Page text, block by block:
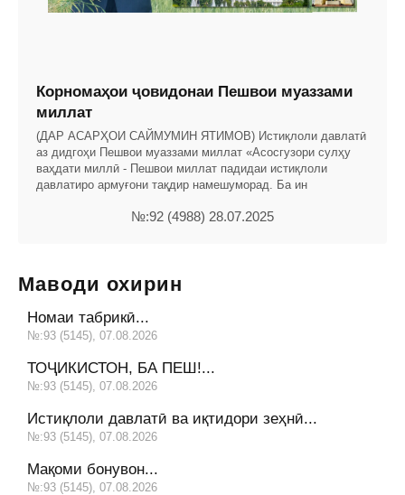
Корномаҳои ҷовидонаи Пешвои муаззами
миллат
(ДАР АСАРҲОИ САЙМУМИН ЯТИМОВ) Истиқлоли давлатӣ
аз дидгоҳи Пешвои муаззами миллат «Асосгузори сулҳу
ваҳдати миллӣ - Пешвои миллат падидаи истиқлоли
давлатиро армуғони тақдир намешуморад. Ба ин
№:92 (4988) 28.07.2025
Маводи охирин
Номаи табрикӣ...
№:93 (5145), 07.08.2026
ТОҶИКИСТОН, БА ПЕШ!...
№:93 (5145), 07.08.2026
Истиқлоли давлатӣ ва иқтидори зеҳнӣ...
№:93 (5145), 07.08.2026
Мақоми бонувон...
№:93 (5145), 07.08.2026